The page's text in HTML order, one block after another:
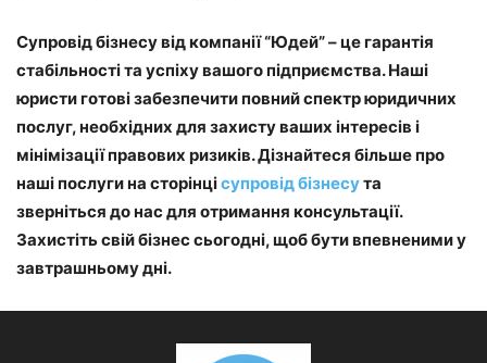
Супровід бізнесу від компанії “Юдей” – це гарантія
стабільності та успіху вашого підприємства. Наші
юристи готові забезпечити повний спектр юридичних
послуг, необхідних для захисту ваших інтересів і
мінімізації правових ризиків. Дізнайтеся більше про
наші послуги на сторінцісупровід бізнесута
зверніться до нас для отримання консультації.
Захистіть свій бізнес сьогодні, щоб бути впевненими у
завтрашньому дні.